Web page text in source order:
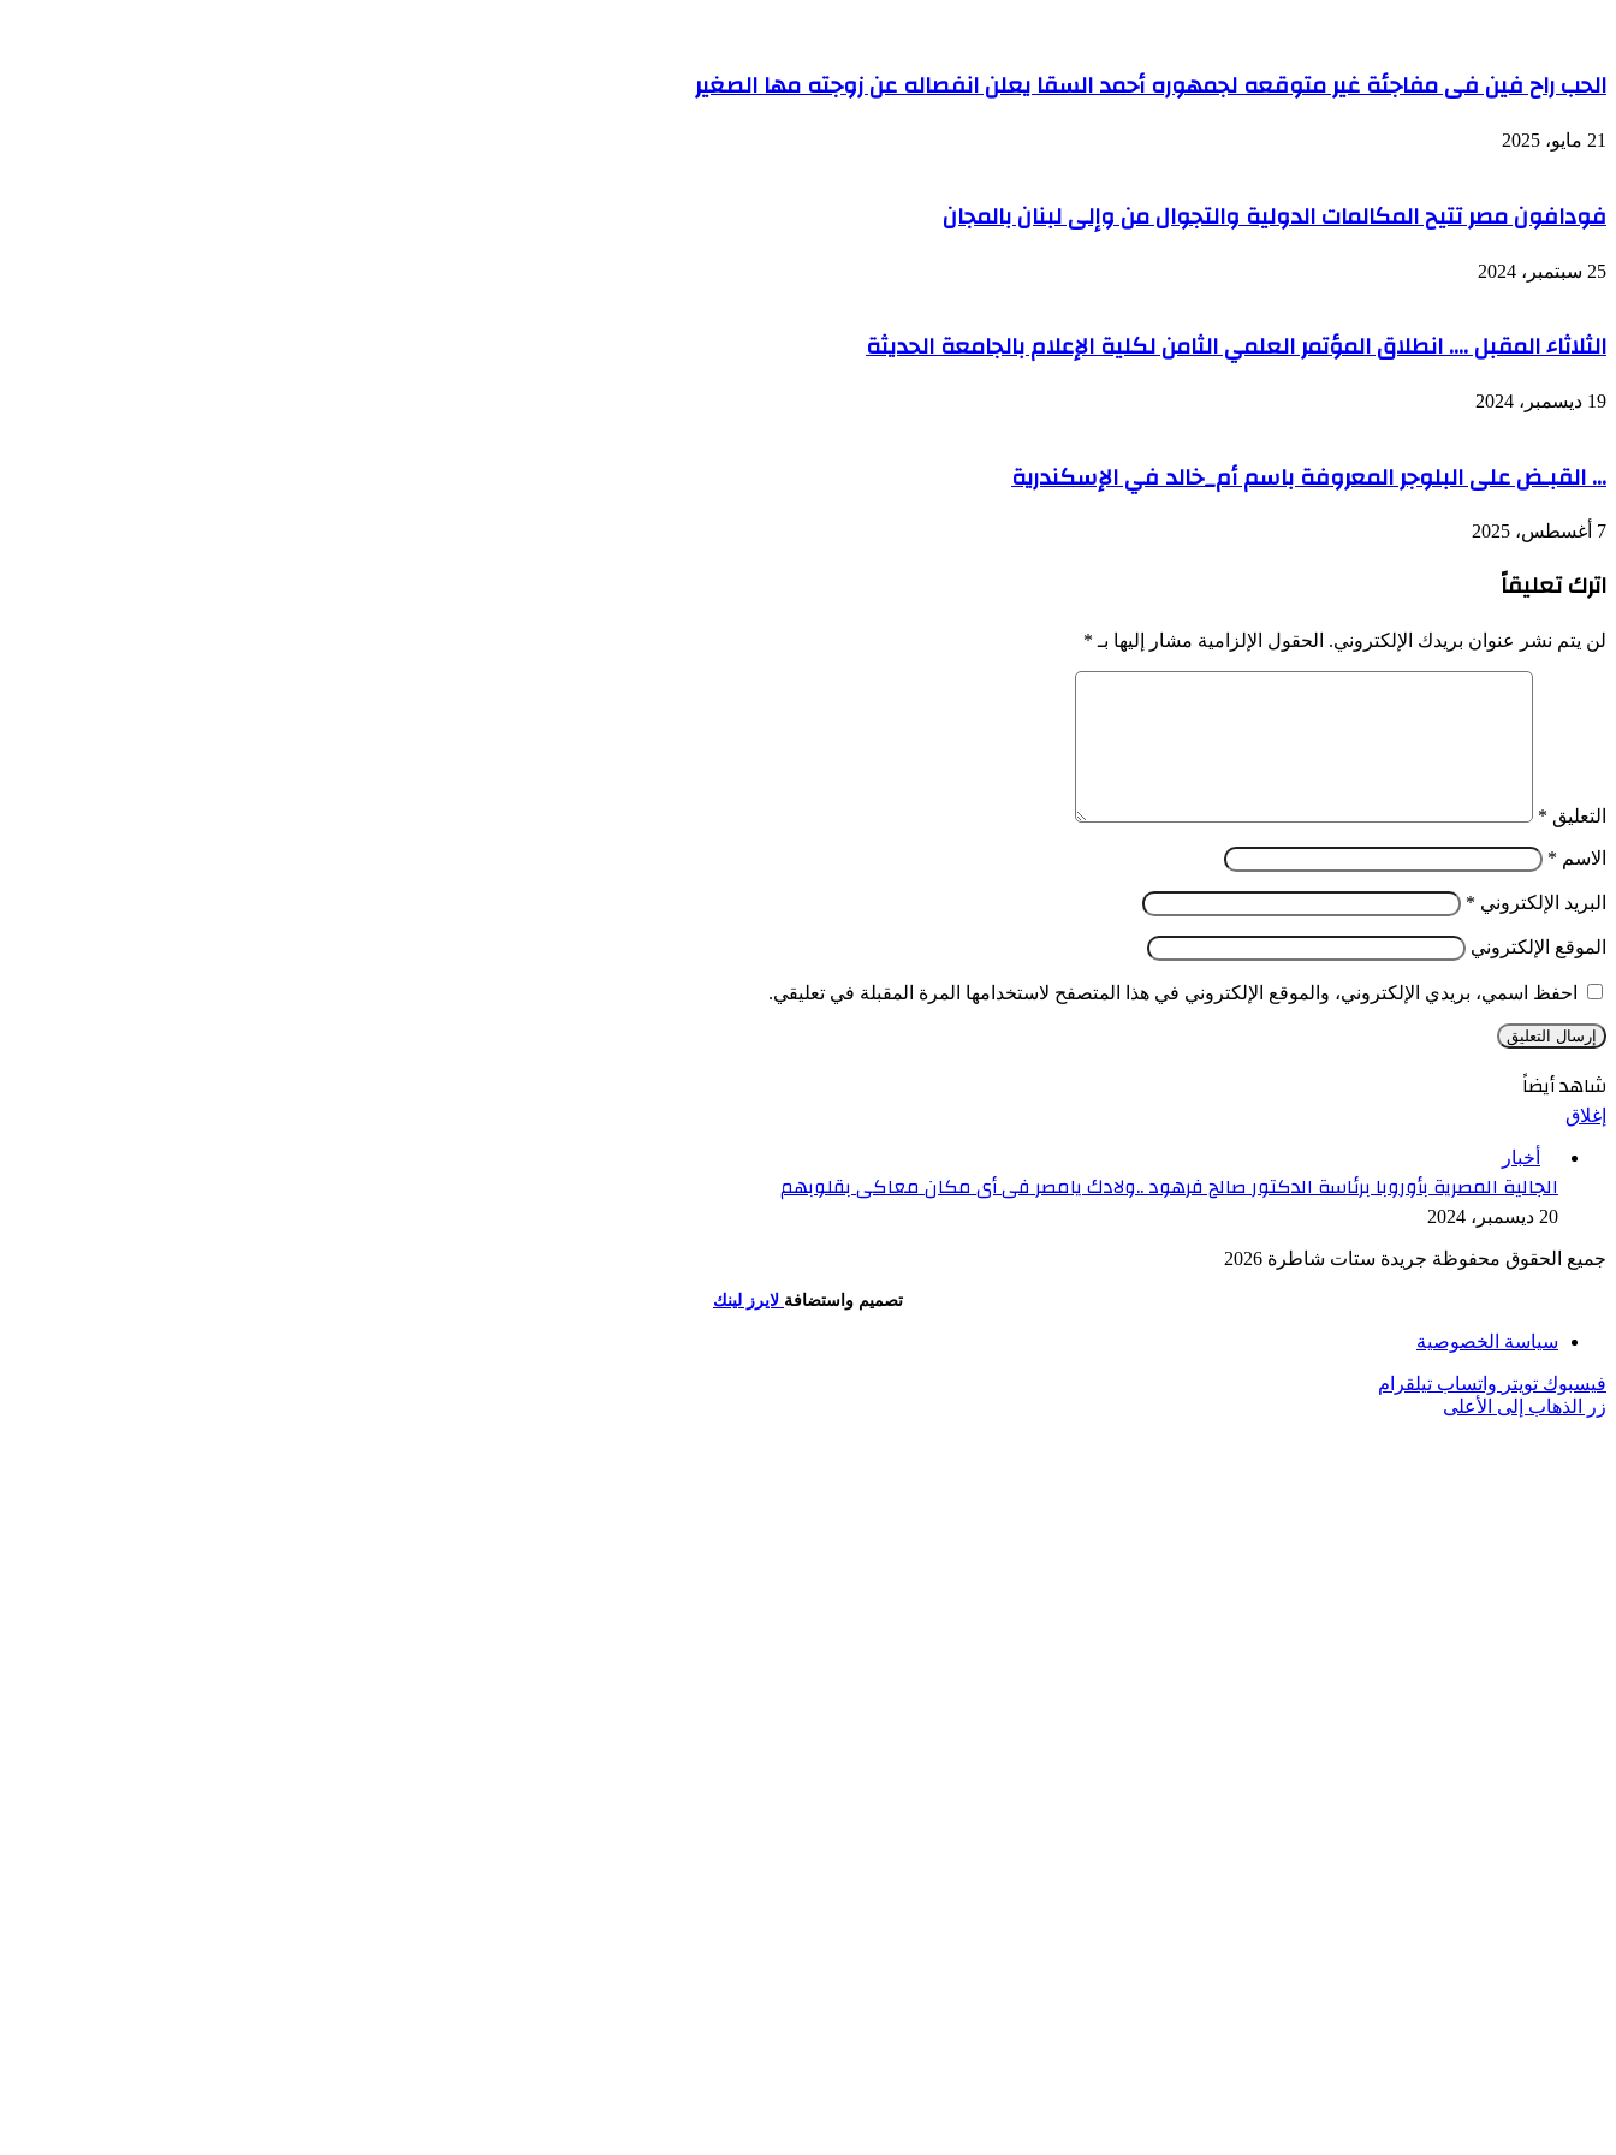
الحب راح فين فى مفاجئة غير متوقعه لجمهوره أحمد السقا يعلن انفصاله عن زوجته مها الصغير
21 مايو، 2025
فودافون مصر تتيح المكالمات الدولية والتجوال من وإلى لبنان بالمجان
25 سبتمبر، 2024
الثلاثاء المقبل …. انطلاق المؤتمر العلمي الثامن لكلية الإعلام بالجامعة الحديثة
19 ديسمبر، 2024
… القبـض على البلوجر المعروفة باسم أم_خالد في الإسكندرية
7 أغسطس، 2025
اترك تعليقاً
لن يتم نشر عنوان بريدك الإلكتروني. الحقول الإلزامية مشار إليها بـ *
التعليق *
الاسم *
البريد الإلكتروني *
الموقع الإلكتروني
احفظ اسمي، بريدي الإلكتروني، والموقع الإلكتروني في هذا المتصفح لاستخدامها المرة المقبلة في تعليقي.
شاهد أيضاً
إغلاق
أخبار
الجالية المصرية بأوروبا برئاسة الدكتور صالح فرهود ..ولادك يامصر فى أى مكان معاكى بقلوبهم
20 ديسمبر، 2024
جميع الحقوق محفوظة جريدة ستات شاطرة 2026
تصميم واستضافة لايرز لينك
سياسة الخصوصية
فيسبوك تويتر واتساب تيلقرام
زر الذهاب إلى الأعلى